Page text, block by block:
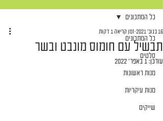
כל המתכונים
סלטים
מנות ראשונות
מנות עיקריות
שייקים
כל המתכונים
תבשיל עם חומוס מונבט ובשר
16 בנוב׳ 2021 זמן קריאה 1 דקות
עודכן: 1 באפר׳ 2022